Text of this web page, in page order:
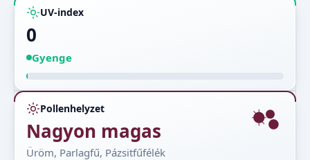
UV-index
0
Gyenge
Pollenhelyzet
Nagyon magas
Üröm, Parlagfű, Pázsitfűfélék